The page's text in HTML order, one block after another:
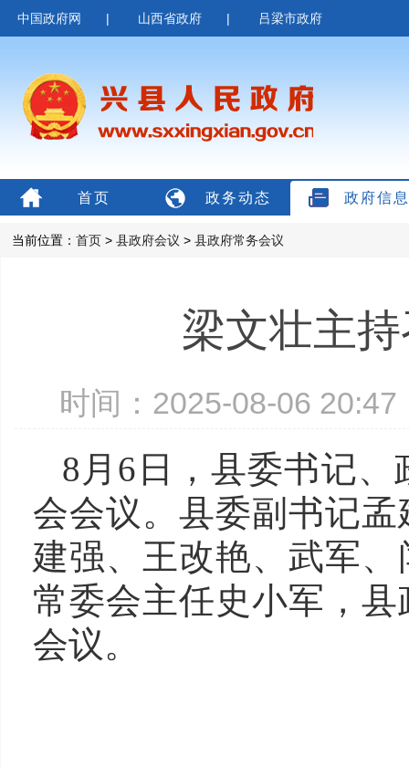
中国政府网 | 山西省政府 | 吕梁市政府
首页 政务动态 政府信
当前位置： 首页 > 县政府会议 > 县政府常务会议
梁文壮主
时间：2025-08-06
8月6日，县委书记
会会议。县委副书记
建强、王改艳、武军
常委会主任史小军，
会议。